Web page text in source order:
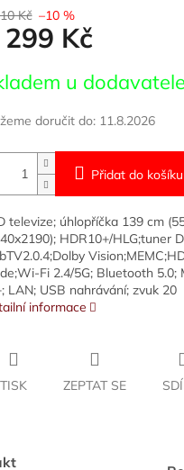
Kč –10 %
Kč
u dodavatele
doručit do: 11.8.2026
Přidat do košíku
televize; úhlopříčka 139 cm
HDR10+/HLG;tuner
Fi 2.4/5G; Bluetooth 5.0;
LAN; USB nahrávání; zvuk 20
informace
TISK ZEPTAT SE